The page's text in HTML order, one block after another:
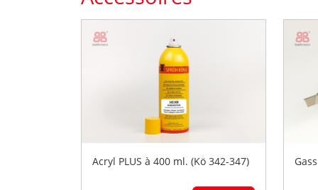
Acryl PLUS à 400 ml. (Kö 342-347)